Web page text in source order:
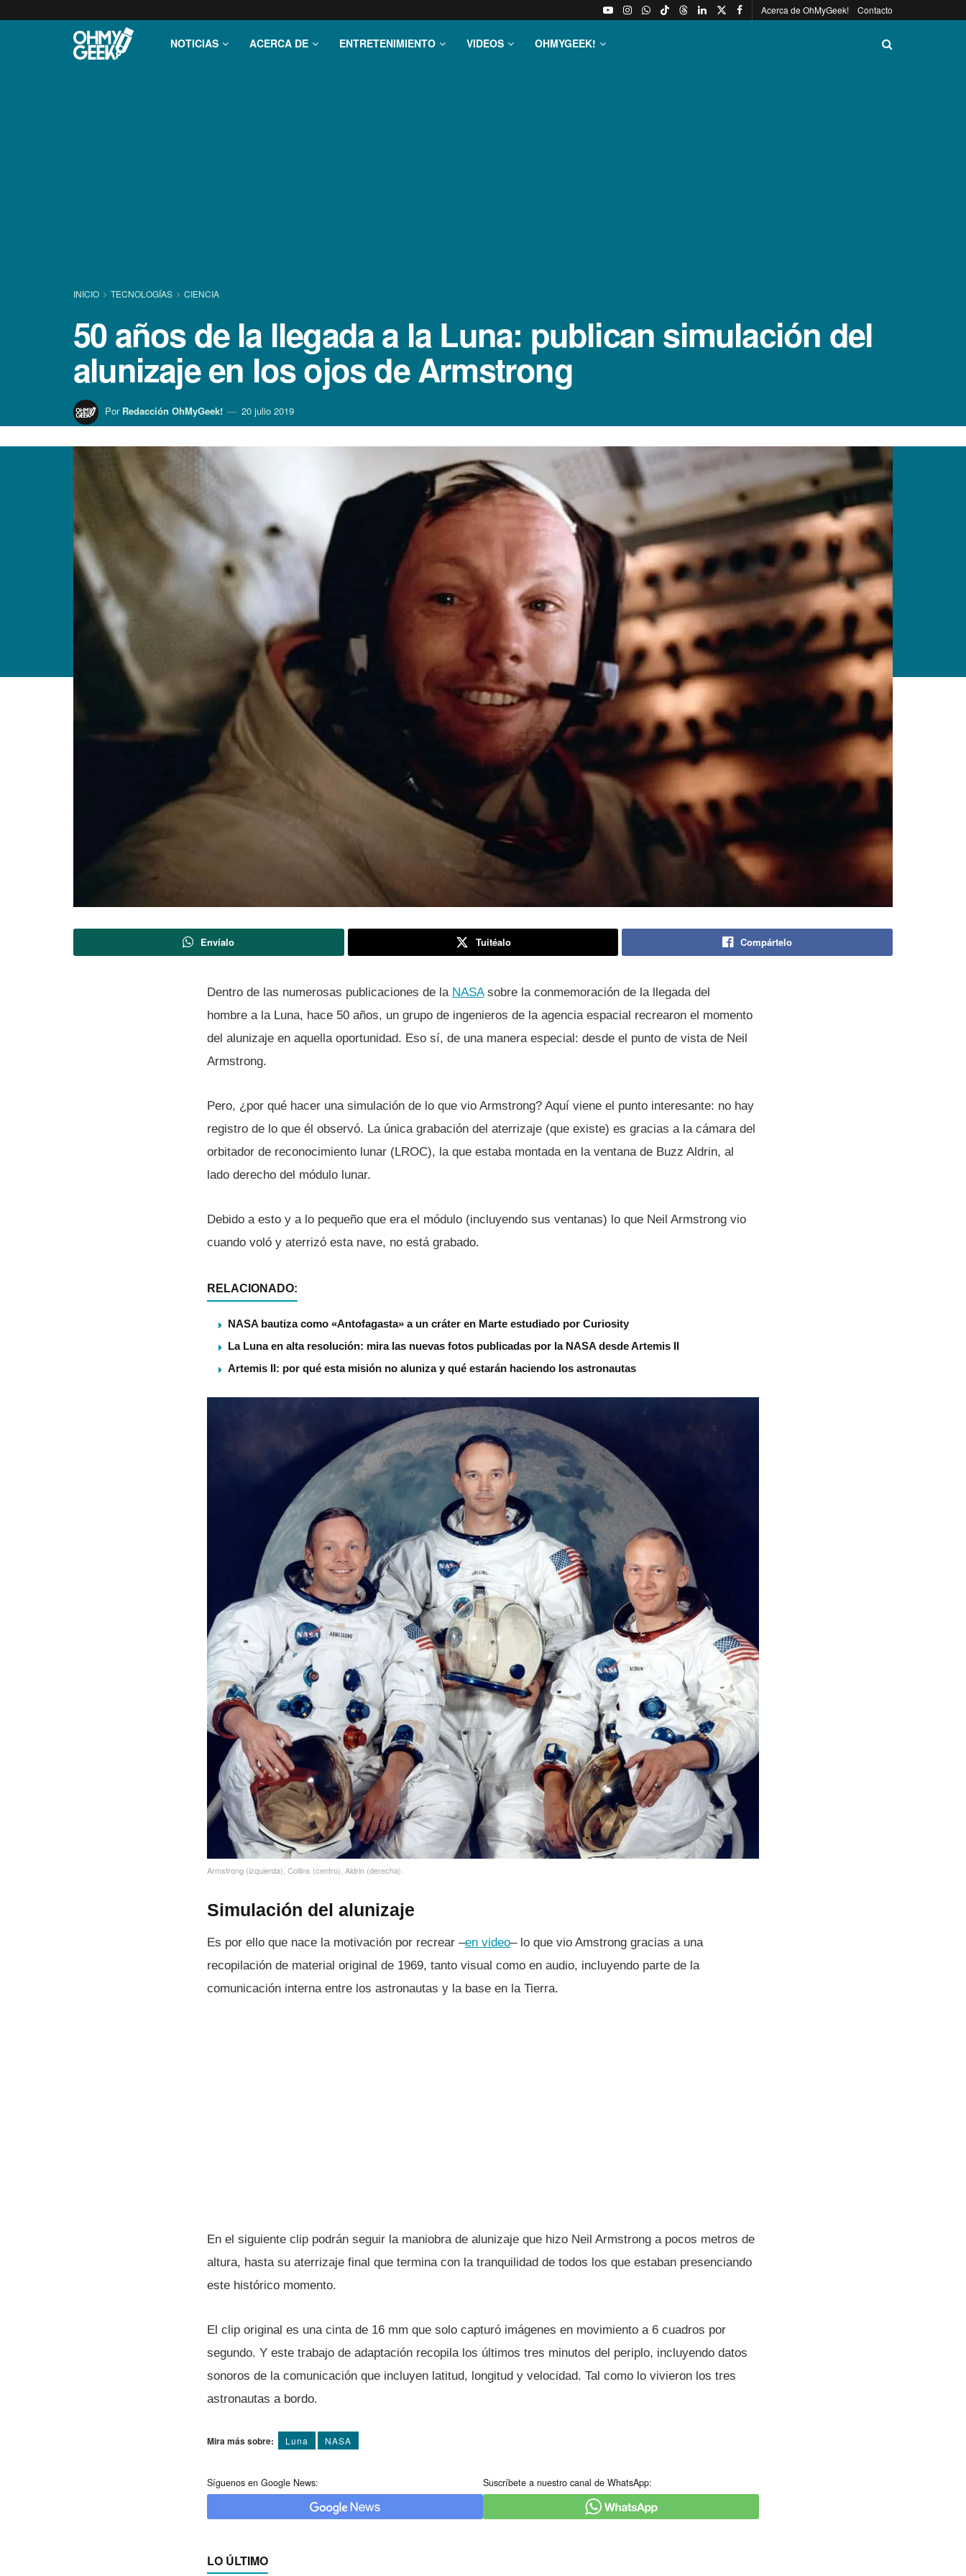
Acerca de OhMyGeek! Contacto
NOTICIAS ACERCA DE ENTRETENIMIENTO VIDEOS OHMYGEEK!
INICIO TECNOLOGÍ­AS CIENCIA
50 años de la llegada a la Luna: publican simulación del
alunizaje en los ojos de Armstrong
Por Redacción OhMyGeek! 20 julio 2019
Envíalo Tuitéalo Compártelo
Dentro de las numerosas publicaciones de la NASAsobre la conmemoración de la llegada del
hombre a la Luna, hace 50 años, un grupo de ingenieros de la agencia espacial recrearon el momento
del alunizaje en aquella oportunidad. Eso sí­, de una manera especial: desde el punto de vista de Neil
Armstrong.
Pero, ¿por qué hacer una simulación de lo que vio Armstrong? Aquí­ viene el punto interesante: no hay
registro de lo que él observó. La única grabación del aterrizaje (que existe) es gracias a la cámara del
orbitador de reconocimiento lunar (LROC), la que estaba montada en la ventana de Buzz Aldrin, al
lado derecho del módulo lunar.
Debido a esto y a lo pequeño que era el módulo (incluyendo sus ventanas) lo que Neil Armstrong vio
cuando voló y aterrizó esta nave, no está grabado.
RELACIONADO:
NASA bautiza como «Antofagasta» a un cráter en Marte estudiado por Curiosity
La Luna en alta resolución: mira las nuevas fotos publicadas por la NASA desde Artemis II
Artemis II: por qué esta misión no aluniza y qué estarán haciendo los astronautas
Armstrong (izquierda), Collins (centro), Aldrin (derecha).
Simulación del alunizaje
Es por ello que nace la motivación por recrear –en video– lo que vio Amstrong gracias a una
recopilación de material original de 1969, tanto visual como en audio, incluyendo parte de la
comunicación interna entre los astronautas y la base en la Tierra.
En el siguiente clip podrán seguir la maniobra de alunizaje que hizo Neil Armstrong a pocos metros de
altura, hasta su aterrizaje final que termina con la tranquilidad de todos los que estaban presenciando
este histórico momento.
El clip original es una cinta de 16 mm que solo capturó imágenes en movimiento a 6 cuadros por
segundo. Y este trabajo de adaptación recopila los últimos tres minutos del periplo, incluyendo datos
sonoros de la comunicación que incluyen latitud, longitud y velocidad. Tal como lo vivieron los tres
astronautas a bordo.
Mira más sobre: Luna NASA
Síguenos en Google News: Suscríbete a nuestro canal de WhatsApp:
LO ÚLTIMO